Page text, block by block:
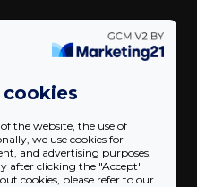
22
the website, the use of
we use cookies for
and advertising purposes.
after clicking the "Accept"
cookies, please refer to our